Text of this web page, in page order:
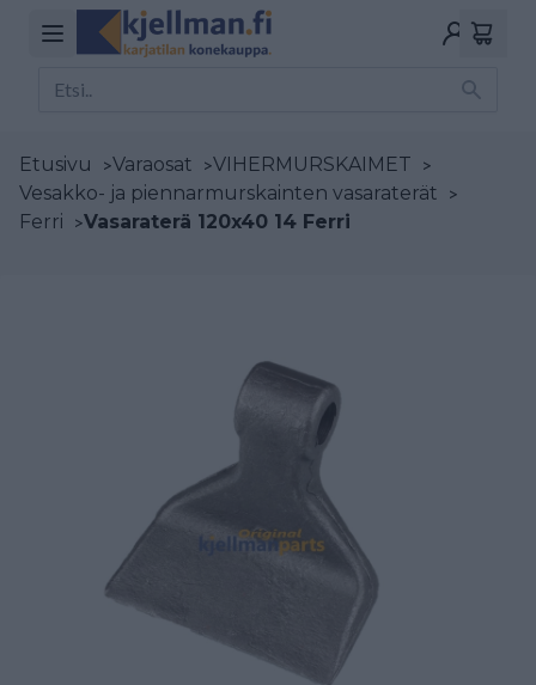
Etusivu >Varaosat >VIHERMURSKAIMET >
Vesakko- ja piennarmurskainten vasaraterät >
Ferri >Vasaraterä 120x40 14 Ferri